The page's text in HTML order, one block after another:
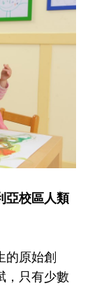
亞校區人類
的原始創
，只有少數